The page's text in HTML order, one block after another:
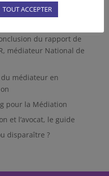
du rapport de
médiateur National de
médiateur en
pour la Médiation
et l’avocat, le guide
disparaître ?
TOUT ACCEPTER